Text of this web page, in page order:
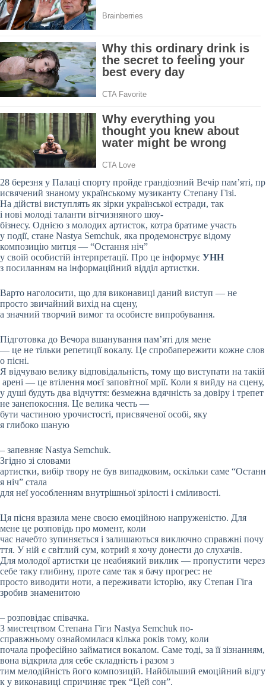
28 березня у Палаці спорту пройде грандіозний Вечір пам’яті, пр
исвячений знаному українському музиканту Степану Гізі.
На дійстві виступлять як зірки української естради, так
і нові молоді таланти вітчизняного шоу-
бізнесу. Однією з молодих артисток, котра братиме участь
у події, стане Nastya Semchuk, яка продемонструє відому
композицію митця — “Остання ніч”
у своїй особистій інтерпретації. Про це інформує УНН
з посиланням на інформаційний відділ артистки.
Варто наголосити, що для виконавиці даний виступ — не
просто звичайний вихід на сцену,
а значний творчий вимог та особисте випробування.
Підготовка до Вечора вшанування памʼяті для мене
— це не тільки репетиції вокалу. Це спробапережити кожне слов
о пісні.
Я відчуваю велику відповідальність, тому що виступати на такій
арені — це втілення моєї заповітної мрії. Коли я вийду на сцену,
у душі будуть два відчуття: безмежна вдячність за довіру і трепет
не занепокоєння. Це велика честь —
бути частиною урочистості, присвяченої особі, яку
я глибоко шаную
– запевняє Nastya Semchuk.
Згідно зі словами
артистки, вибір твору не був випадковим, оскільки саме “Останн
я ніч” стала
для неї уособленням внутрішньої зрілості і сміливості.
Ця пісня вразила мене своєю емоційною напруженістю. Для
мене це розповідь про момент, коли
час начебто зупиняється і залишаються виключно справжні почу
ття. У ній є світлий сум, котрий я хочу донести до слухачів.
Для молодої артистки це неабиякий виклик — пропустити через
себе таку глибину, проте саме так я бачу прогрес: не
просто виводити ноти, а переживати історію, яку Степан Гіга
зробив знаменитою
– розповідає співачка.
З мистецтвом Степана Гіги Nastya Semchuk по-
справжньому ознайомилася кілька років тому, коли
почала професійно займатися вокалом. Саме тоді, за її зізнанням,
вона відкрила для себе складність і разом з
тим мелодійність його композицій. Найбільший емоційний відгу
к у виконавиці спричиняє трек “Цей сон”.